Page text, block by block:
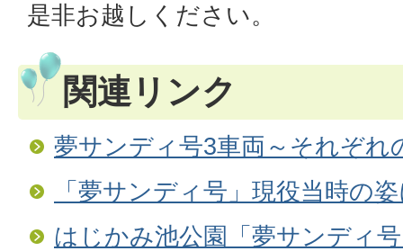
是非お越しください。
関連リンク
夢サンディ号3車両～それぞれ
「夢サンディ号」現役当時の
はじかみ池公園「夢サンディ